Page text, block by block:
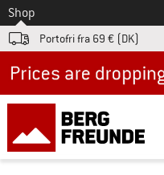
Til
Shop
Portofri fra 69 € (DK)